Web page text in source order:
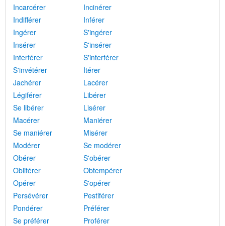
Incarcérer
Incinérer
Indifférer
Inférer
Ingérer
S'ingérer
Insérer
S'insérer
Interférer
S'interférer
S'invétérer
Itérer
Jachérer
Lacérer
Légiférer
Libérer
Se libérer
Lisérer
Macérer
Maniérer
Se maniérer
Misérer
Modérer
Se modérer
Obérer
S'obérer
Oblitérer
Obtempérer
Opérer
S'opérer
Persévérer
Pestiférer
Pondérer
Préférer
Se préférer
Proférer